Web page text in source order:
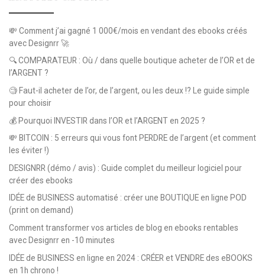
💸 Comment j’ai gagné 1 000€/mois en vendant des ebooks créés
avec Designrr 🚀
🔍 COMPARATEUR : Où / dans quelle boutique acheter de l’OR et de
l’ARGENT ?
🧐 Faut-il acheter de l’or, de l’argent, ou les deux !? Le guide simple
pour choisir
💰 Pourquoi INVESTIR dans l’OR et l’ARGENT en 2025 ?
💸 BITCOIN : 5 erreurs qui vous font PERDRE de l’argent (et comment
les éviter !)
DESIGNRR (démo / avis) : Guide complet du meilleur logiciel pour
créer des ebooks
IDÉE de BUSINESS automatisé : créer une BOUTIQUE en ligne POD
(print on demand)
Comment transformer vos articles de blog en ebooks rentables
avec Designrr en -10 minutes
IDÉE de BUSINESS en ligne en 2024 : CRÉER et VENDRE des eBOOKS
en 1h chrono !